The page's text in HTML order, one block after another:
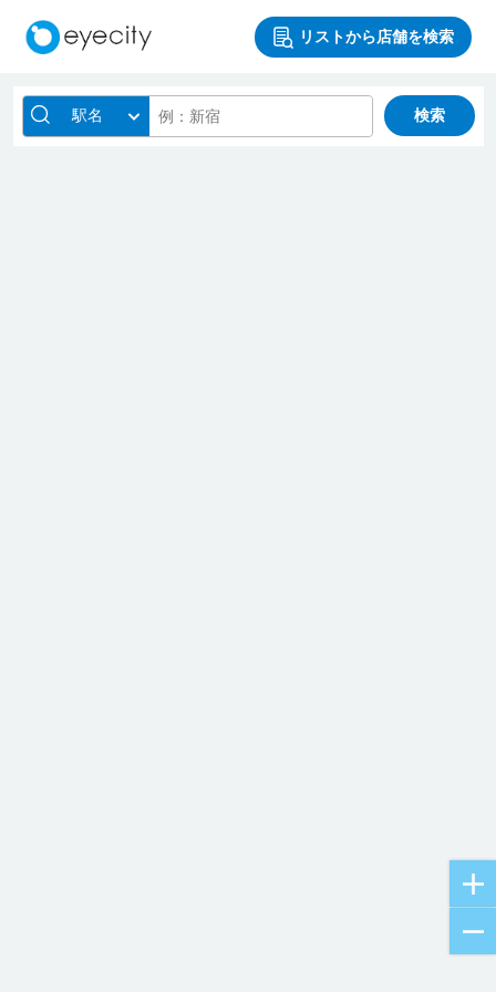
リストから店舗を検索
駅名 検索